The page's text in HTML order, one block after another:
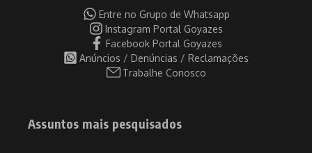
Entre no Grupo de Whatsapp
Instagram Portal Goyazes
Facebook Portal Goyazes
Anúncios / Denúncias / Reclamações
Trabalhe Conosco
Assuntos mais pesquisados